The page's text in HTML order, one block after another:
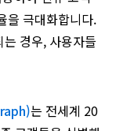
을 극대화합니다.
경우, 사용자들
는 전세계 20